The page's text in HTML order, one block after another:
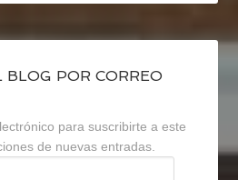
BLOG POR CORREO
para suscribirte a este
de nuevas entradas.